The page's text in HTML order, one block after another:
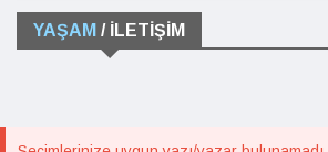
YAŞAM / İLETIŞIM